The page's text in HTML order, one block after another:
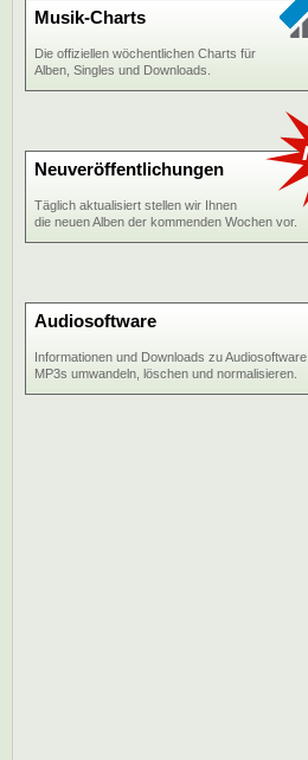
Musik-Charts
Die offiziellen wöchentlichen Charts für
Alben, Singles und Downloads.
Neuveröffentlichungen
Täglich aktualisiert stellen wir Ihnen
die neuen Alben der kommenden Wochen vor.
Audiosoftware
Informationen und Downloads zu Audiosoftware,
MP3s umwandeln, löschen und normalisieren.